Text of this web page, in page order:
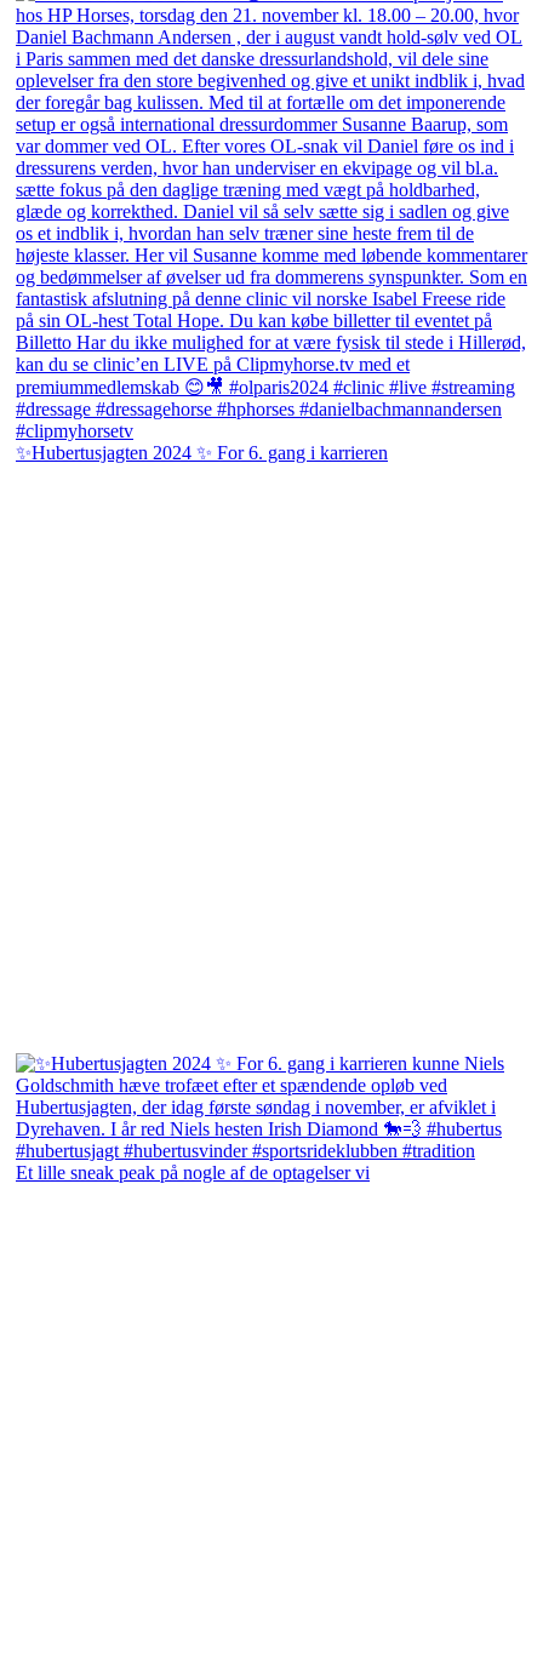
✨Hubertusjagten 2024 ✨ For 6. gang i karrieren
Et lille sneak peak på nogle af de optagelser vi